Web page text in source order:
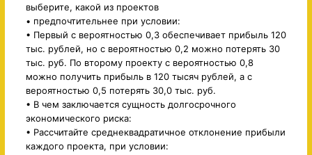
выберите, какой из проектов
• предпочтительнее при условии:
• Первый с вероятностью 0,3 обеспечивает прибыль 120
тыс. рублей, но с вероятностью 0,2 можно потерять 30
тыс. руб. По второму проекту с вероятностью 0,8
можно получить прибыль в 120 тысяч рублей, а с
вероятностью 0,5 потерять 30,0 тыс. руб.
• В чем заключается сущность долгосрочного
экономического риска:
• Рассчитайте среднеквадратичное отклонение прибыли
каждого проекта, при условии: